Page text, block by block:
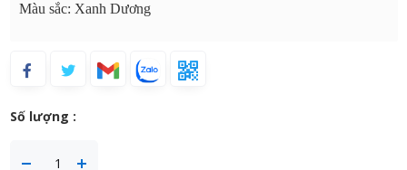
Màu sắc: Xanh Dương
Số lượng :